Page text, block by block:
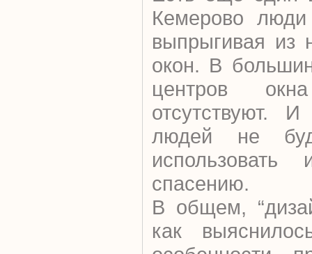
Кемерово
выпрыгивая из
окон. В
центров
людей не
спасению.
В общем,
как